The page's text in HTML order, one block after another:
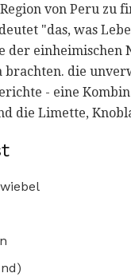
von Peru zu
"das, was
der
brachten. die
- eine
die Limette,